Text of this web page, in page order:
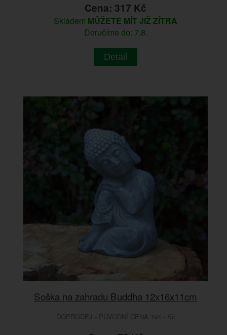
Cena: 317 Kč
Skladem MŮŽETE MÍT JIŽ ZÍTRA
Doručíme do: 7.8.
Detail
Soška na zahradu Buddha 12x16x11cm
DOPRODEJ - PŮVODNÍ CENA 194.- Kč